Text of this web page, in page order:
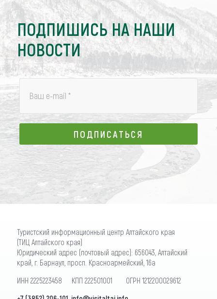
ПОДПИШИСЬ НА НАШИ
НОВОСТИ
Ваш e-mail *
ПОДПИСАТЬСЯ
ПОДПИСАТЬСЯ
Туристский информационный центр Алтайского края
(ТИЦ Алтайского края)
Юридический адрес (почтовый адрес): 656043, Алтайский
край, г. Барнаул, просп. Красноармейский, 16а
ИНН 2225223458 КПП 222501001 ОГРН 1212200029612